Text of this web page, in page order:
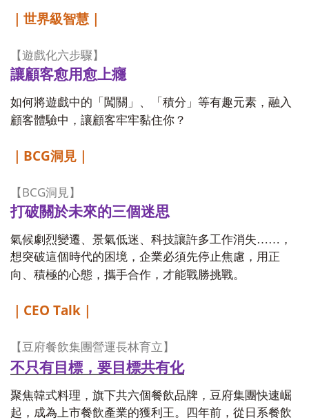
｜世界級智慧｜
【遊戲化六步驟】
讓顧客愈用愈上癮
如何將遊戲中的「闖關」、「積分」等有趣元素，融入
顧客體驗中，讓顧客牢牢黏住你？
BCG洞見｜
【 BCG洞見】
打破關於未來的三個迷思
氣候劇烈變遷、景氣低迷、科技讓許多工作消失……，
想突破這個時代的困境，企業必須先停止焦慮，用正
向、積極的心態，攜手合作，才能戰勝挑戰。
CEO Talk
【豆府餐飲集團營運長林育立】
不只有目標，要目標共有化
聚焦韓式料理，旗下共六個餐飲品牌，豆府集團快速崛
起，成為上市餐飲產業的獲利王。四年前，從日系餐飲